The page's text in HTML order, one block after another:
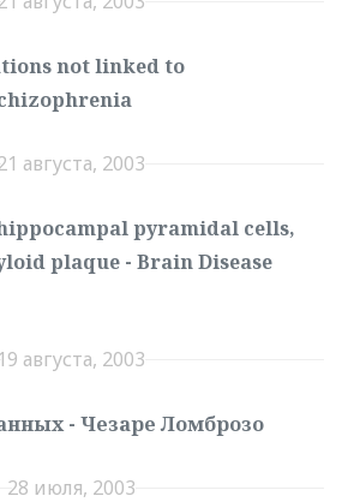
not linked to
августа, 2003
pyramidal cells,
plaque - Brain Disease
19 августа, 2003
- Чезаре Ломброзо
28 июля, 2003